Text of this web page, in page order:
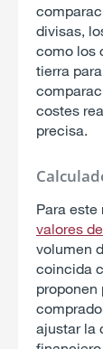
divisas,
como los
tierra
costes
precisa.
Para
valores
volumen
coincida
proponen
ajustar la